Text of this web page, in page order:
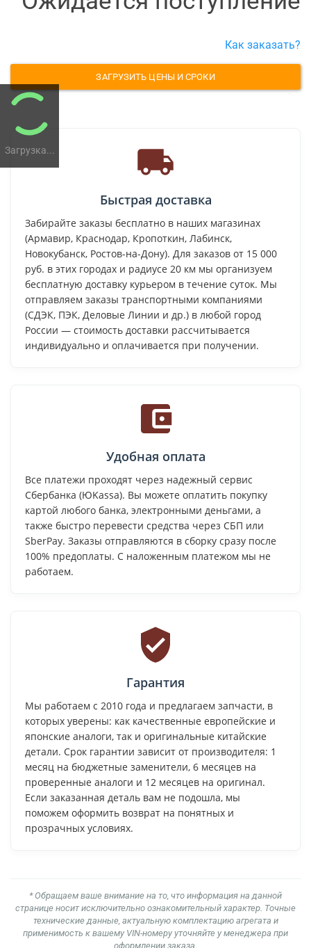
Загрузка...
Как заказать?
ЗАГРУЗИТЬ ЦЕНЫ И СРОКИ
Быстрая доставка
Забирайте заказы бесплатно в наших магазинах
(Армавир, Краснодар, Кропоткин, Лабинск,
Новокубанск, Ростов-на-Дону). Для заказов от 15 000
руб. в этих городах и радиусе 20 км мы организуем
бесплатную доставку курьером в течение суток. Мы
отправляем заказы транспортными компаниями
(СДЭК, ПЭК, Деловые Линии и др.) в любой город
России — стоимость доставки рассчитывается
индивидуально и оплачивается при получении.
Удобная оплата
Все платежи проходят через надежный сервис
Сбербанка (ЮKassa). Вы можете оплатить покупку
картой любого банка, электронными деньгами, а
также быстро перевести средства через СБП или
SberPay. Заказы отправляются в сборку сразу после
100% предоплаты. С наложенным платежом мы не
работаем.
Гарантия
Мы работаем с 2010 года и предлагаем запчасти, в
которых уверены: как качественные европейские и
японские аналоги, так и оригинальные китайские
детали. Срок гарантии зависит от производителя: 1
месяц на бюджетные заменители, 6 месяцев на
проверенные аналоги и 12 месяцев на оригинал.
Если заказанная деталь вам не подошла, мы
поможем оформить возврат на понятных и
прозрачных условиях.
* Обращаем ваше внимание на то, что информация на данной
странице носит исключительно ознакомительный характер. Точные
технические данные, актуальную комплектацию агрегата и
применимость к вашему VIN-номеру уточняйте у менеджера при
оформлении заказа.